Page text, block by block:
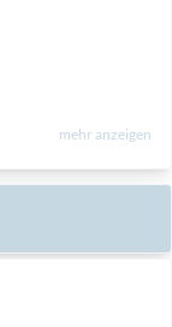
mehr anzeigen